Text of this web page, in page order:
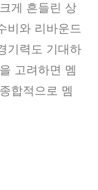
게 흔들린 상
비와 리바운드
기력도 기대하
고려하면 멤
종합적으로 멤